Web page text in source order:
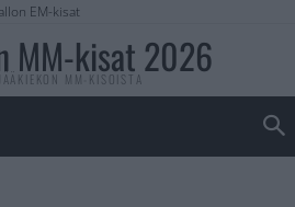
EM-kisat
MM-kisat 2026
MM-KISOISTA